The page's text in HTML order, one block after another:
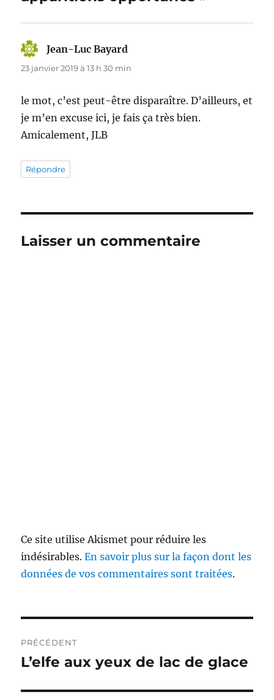
Jean-Luc Bayard
23 janvier 2019 à 13 h 30 min
le mot, c’est peut-être disparaître. D’ailleurs, et
je m’en excuse ici, je fais ça très bien.
Amicalement, JLB
Répondre
Laisser un commentaire
Ce site utilise Akismet pour réduire les
indésirables.En savoir plus sur la façon dont les
données de vos commentaires sont traitées.
de
PRÉCÉDENT
Publication
L’elfe aux yeux de lac de glace